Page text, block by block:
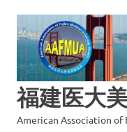
福建医大
American Association